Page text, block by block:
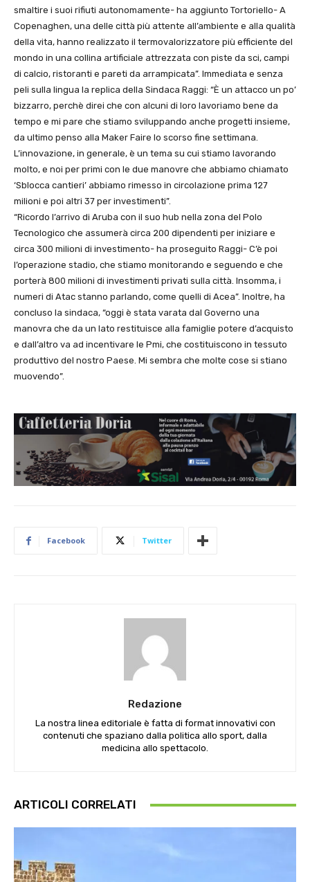
smaltire i suoi rifiuti autonomamente- ha aggiunto Tortoriello- A
Copenaghen, una delle città più attente all’ambiente e alla qualità
della vita, hanno realizzato il termovalorizzatore più efficiente del
mondo in una collina artificiale attrezzata con piste da sci, campi
di calcio, ristoranti e pareti da arrampicata”. Immediata e senza
peli sulla lingua la replica della Sindaca Raggi: “È un attacco un po’
bizzarro, perchè direi che con alcuni di loro lavoriamo bene da
tempo e mi pare che stiamo sviluppando anche progetti insieme,
da ultimo penso alla Maker Faire lo scorso fine settimana.
L’innovazione, in generale, è un tema su cui stiamo lavorando
molto, e noi per primi con le due manovre che abbiamo chiamato
‘Sblocca cantieri’ abbiamo rimesso in circolazione prima 127
milioni e poi altri 37 per investimenti”.
“Ricordo l’arrivo di Aruba con il suo hub nella zona del Polo
Tecnologico che assumerà circa 200 dipendenti per iniziare e
circa 300 milioni di investimento- ha proseguito Raggi- C’è poi
l’operazione stadio, che stiamo monitorando e seguendo e che
porterà 800 milioni di investimenti privati sulla città. Insomma, i
numeri di Atac stanno parlando, come quelli di Acea”. Inoltre, ha
concluso la sindaca, “oggi è stata varata dal Governo una
manovra che da un lato restituisce alla famiglie potere d’acquisto
e dall’altro va ad incentivare le Pmi, che costituiscono in tessuto
produttivo del nostro Paese. Mi sembra che molte cose si stiano
muovendo”.
Facebook Twitter
Redazione
La nostra linea editoriale è fatta di format innovativi con
contenuti che spaziano dalla politica allo sport, dalla
medicina allo spettacolo.
ARTICOLI CORRELATI